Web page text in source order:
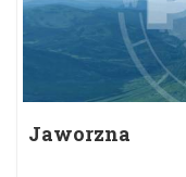
Jaworzna